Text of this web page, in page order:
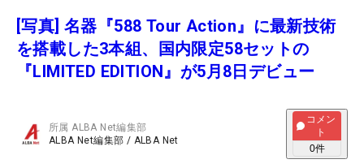
[写真] 名器『588 Tour Action』に最新技術
を搭載した3本組、国内限定58セットの
『LIMITED EDITION』が5月8日デビュー
所属ALBA Net編集部
ALBA Net編集部 / ALBA Net
コメン
ト
0件